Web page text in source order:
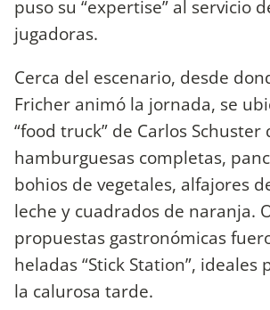
puso su “expertise” al servicio
jugadoras.
Cerca del escenario, desde
Fricher animó la jornada, se
“food truck” de Carlos
hamburguesas completas,
bohios de vegetales, alfajores
leche y cuadrados de naranja.
propuestas gastronómicas
heladas “Stick Station”,
la calurosa tarde.